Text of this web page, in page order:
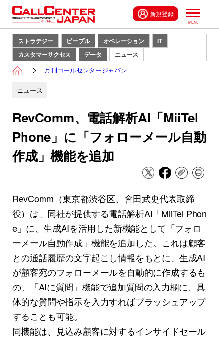
新規登録
ストラテジー ピープル オペレーション
IT
カスタマーサクセス
データ ニュース
月刊コールセンタージャパン
ニュース
RevComm、電話解析AI「MiiTel
Phone」に「フォローメール自動
作成」機能を追加
RevComm（東京都渋谷区、會田武史代表取締
役）は、同社が提供する電話解析AI「MiiTel Phon
e」に、生成AIを活用した新機能として「フォロ
ーメール自動作成」機能を追加した。これは顧客
との通話履歴の文字起こし情報をもとに、生成AI
が顧客宛のフォローメールを自動的に作成するも
の。「AIに質問」機能で追加質問の入力欄に、具
体的な質問や指示を入力すればブラッシュアップ
することも可能。
同機能は、見込み顧客に対するインサイドセール